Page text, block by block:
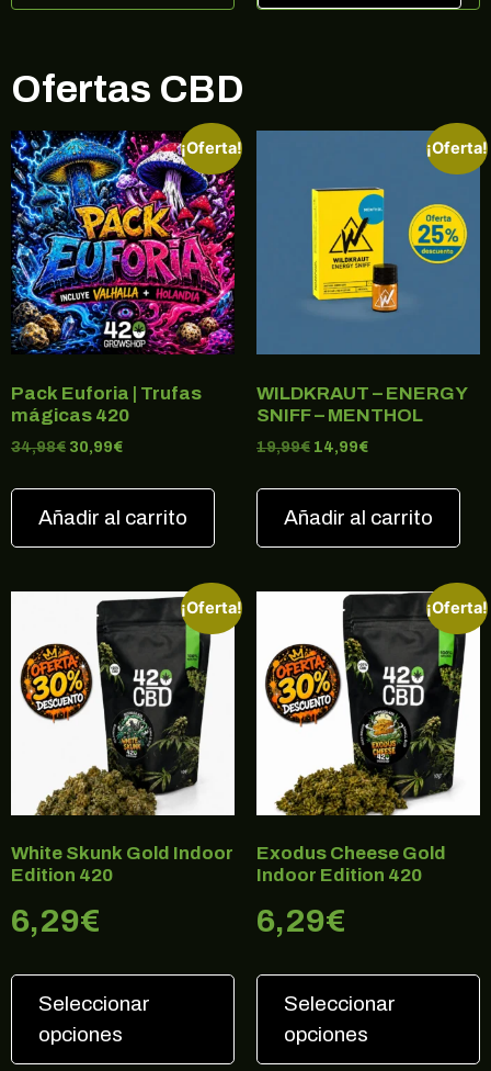
Ofertas CBD
¡Oferta!
Pack Euforia | Trufas
mágicas 420
34,98€ 30,99€
Añadir al carrito
¡Oferta!
WILDKRAUT – ENERGY
SNIFF – MENTHOL
19,99€ 14,99€
Añadir al carrito
¡Oferta!
White Skunk Gold Indoor
Edition 420
6,29€
Seleccionar
opciones
¡Oferta!
Exodus Cheese Gold
Indoor Edition 420
6,29€
Seleccionar
opciones